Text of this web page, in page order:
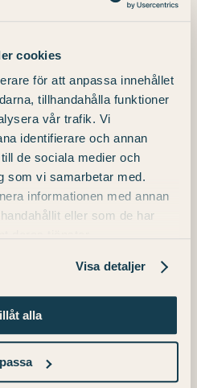
cookies
för att anpassa innehållet
tillhandahålla funktioner
vår trafik. Vi
identifierare och annan
de sociala medier och
som vi samarbetar med.
informationen med annan
eller som de har
Visa detaljer
alla
Rio-Räumen
ohne Getränke.
von Kunstwerken.
Zimmer ein,
ist. Nach einer
Sie auf und
Frühstücksbuffet,